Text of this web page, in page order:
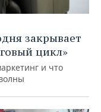
закрывает
цикл»
и что